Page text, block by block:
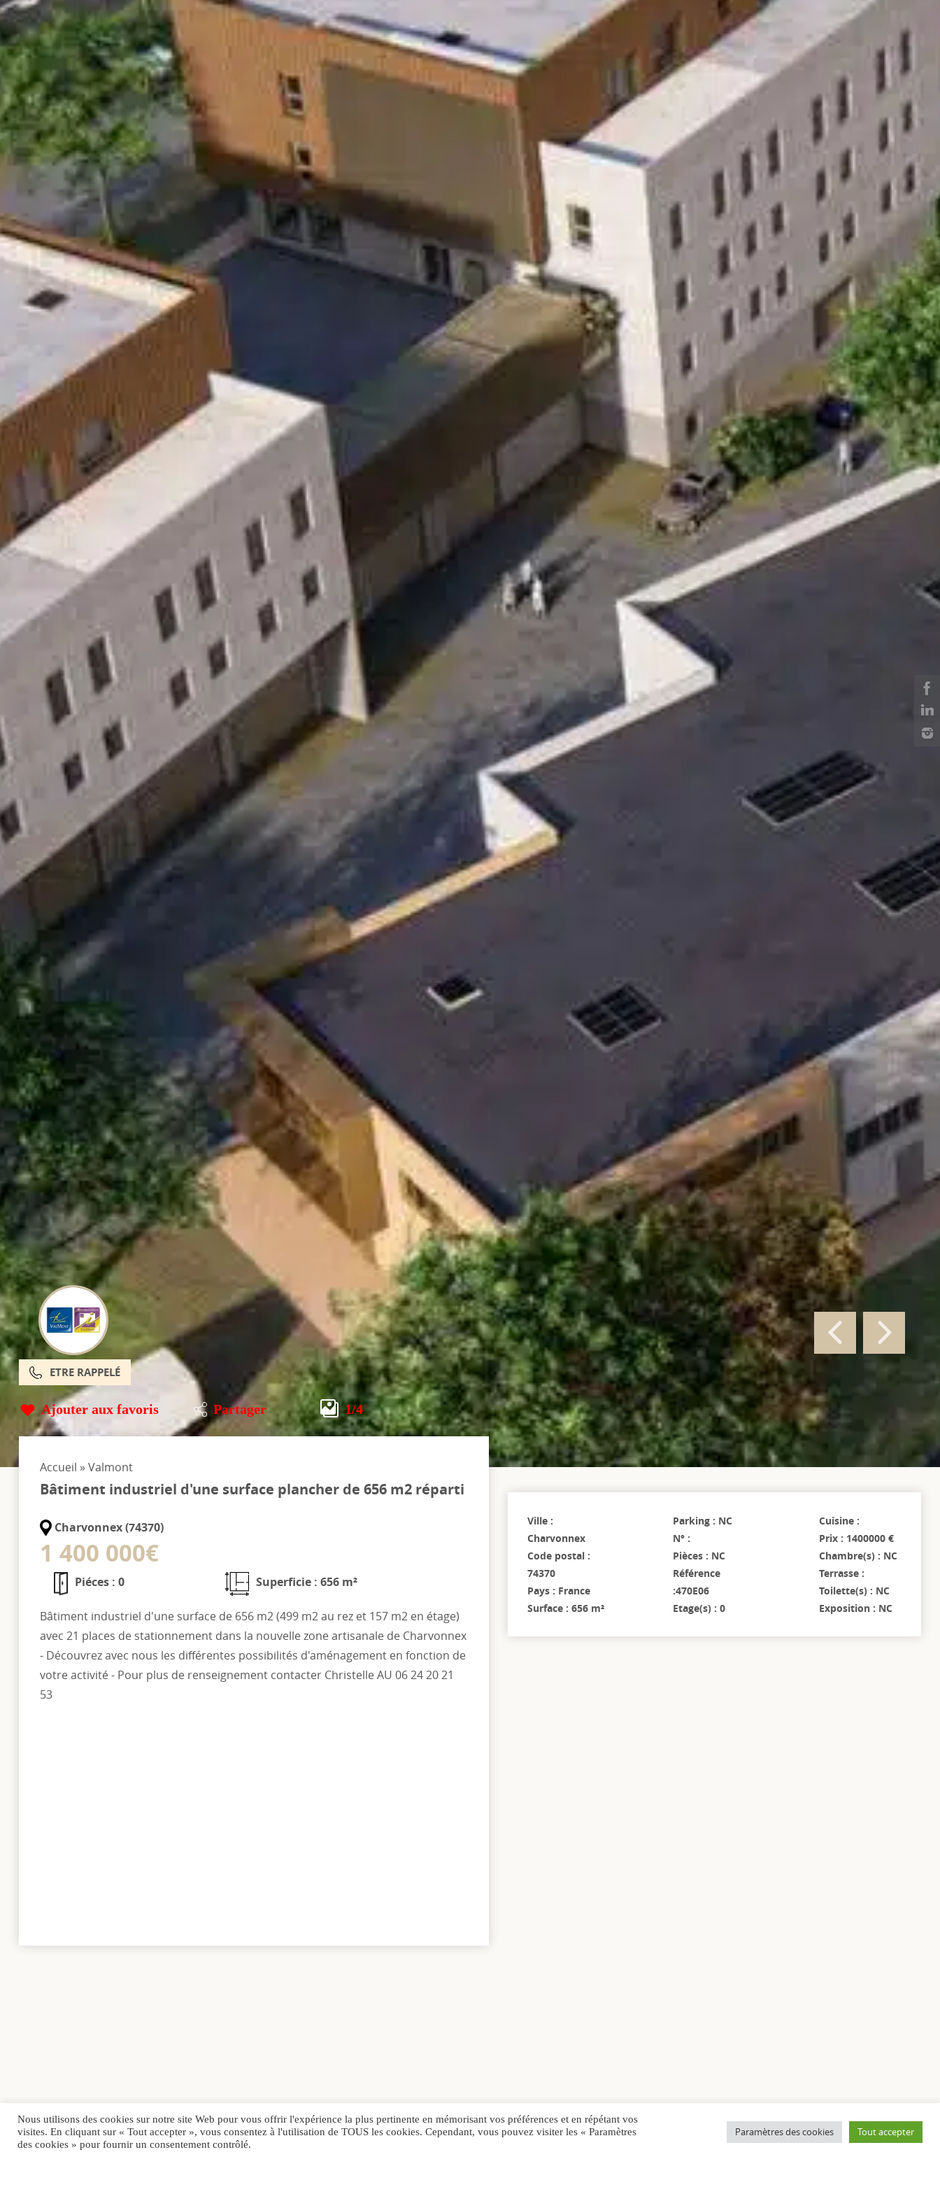
ETRE RAPPELÉ
Ajouter aux favoris Partager 1/4
Accueil »Valmont
Bâtiment industriel d'une surface plancher de 656 m2 réparti
Charvonnex (74370)
1 400 000€
Piéces : 0 Superficie : 656 m²
Bâtiment industriel d'une surface de 656 m2 (499 m2 au rez et 157 m2 en étage)
avec 21 places de stationnement dans la nouvelle zone artisanale de Charvonnex
- Découvrez avec nous les différentes possibilités d'aménagement en fonction de
votre activité - Pour plus de renseignement contacter Christelle AU 06 24 20 21
53
Ville :
Charvonnex
Code postal :
74370
Pays : France
Surface : 656 m²
Parking : NC
N° :
Pièces : NC
Référence
:470E06
Etage(s) : 0
Cuisine :
Prix : 1400000 €
Chambre(s) : NC
Terrasse :
Toilette(s) : NC
Exposition : NC
Nous utilisons des cookies sur notre site Web pour vous offrir l'expérience la plus pertinente en mémorisant vos préférences et en répétant vos
visites. En cliquant sur « Tout accepter », vous consentez à l'utilisation de TOUS les cookies. Cependant, vous pouvez visiter les « Paramètres
des cookies » pour fournir un consentement contrôlé.
Paramètres des cookies Tout accepter